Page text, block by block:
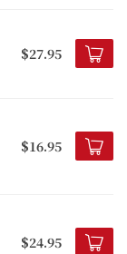
$27.95
$16.95
$24.95